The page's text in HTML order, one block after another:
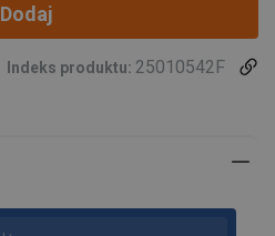
Dodaj
Indeks produktu: 25010542F